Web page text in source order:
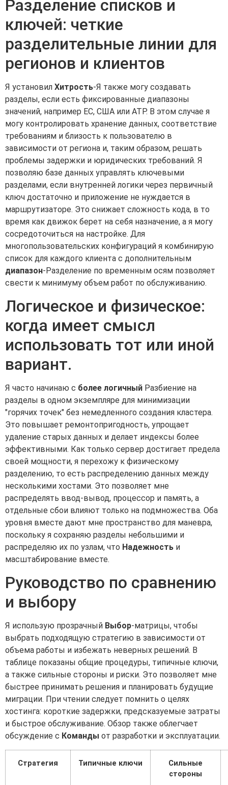
Разделение списков и
ключей: четкие
разделительные линии для
регионов и клиентов
Я установил Хитрость-Я также могу создавать
разделы, если есть фиксированные диапазоны
значений, например ЕС, США или АТР. В этом случае я
могу контролировать хранение данных, соответствие
требованиям и близость к пользователю в
зависимости от региона и, таким образом, решать
проблемы задержки и юридических требований. Я
позволяю базе данных управлять ключевыми
разделами, если внутренней логики через первичный
ключ достаточно и приложение не нуждается в
маршрутизаторе. Это снижает сложность кода, в то
время как движок берет на себя назначение, а я могу
сосредоточиться на настройке. Для
многопользовательских конфигураций я комбинирую
список для каждого клиента с дополнительным
диапазон-Разделение по временным осям позволяет
свести к минимуму объем работ по обслуживанию.
Логическое и физическое:
когда имеет смысл
использовать тот или иной
вариант.
Я часто начинаю с более логичный Разбиение на
разделы в одном экземпляре для минимизации
"горячих точек" без немедленного создания кластера.
Это повышает ремонтопригодность, упрощает
удаление старых данных и делает индексы более
эффективными. Как только сервер достигает предела
своей мощности, я перехожу к физическому
разделению, то есть распределению данных между
несколькими хостами. Это позволяет мне
распределять ввод-вывод, процессор и память, а
отдельные сбои влияют только на подмножества. Оба
уровня вместе дают мне пространство для маневра,
поскольку я сохраняю разделы небольшими и
распределяю их по узлам, что Надежность и
масштабирование вместе.
Руководство по сравнению
и выбору
Я использую прозрачный Выбор-матрицы, чтобы
выбрать подходящую стратегию в зависимости от
объема работы и избежать неверных решений. В
таблице показаны общие процедуры, типичные ключи,
а также сильные стороны и риски. Это позволяет мне
быстрее принимать решения и планировать будущие
миграции. При чтении следует помнить о целях
хостинга: короткие задержки, предсказуемые затраты
и быстрое обслуживание. Обзор также облегчает
обсуждение с Команды от разработки и эксплуатации.
Стратегия Типичные ключи
Сильные
стороны